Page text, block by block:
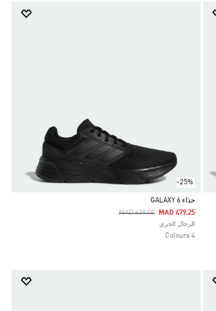
-25%
Selected
حذاء GALAXY 6
Price Reduced From
MAD 639.00ToMAD 479.25
الرجال الجري
4 Colours